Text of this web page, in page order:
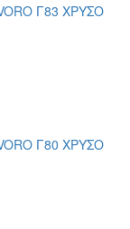
Γ83 ΧΡΥΣΟ
Γ80 ΧΡΥΣΟ